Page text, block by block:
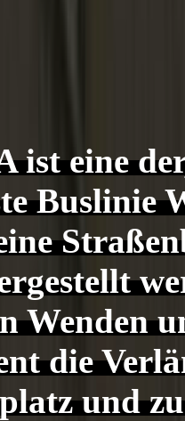
ist eine
Buslinie
Wenden
die
und